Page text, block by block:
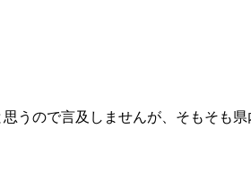
うので言及しませんが、そもそも